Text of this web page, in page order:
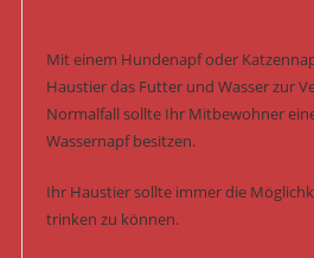
Mit einem Hundenapf oder
Haustier das Futter und Wasser zur
Normalfall sollte Ihr Mitbewohner
Wassernapf besitzen.
Ihr Haustier sollte immer die
trinken zu können.